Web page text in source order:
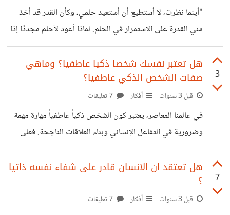
سلسلة من الأحداث العشوائية. بل هي رحلة مليئة بالدروس،
بعضها مؤلم والبعض الآخر مليء بالجمال. نمر بمراحل من
"أينما نظرت، لا أستطيع أن أستعيد حلمي، وكأن القدر قد أخذ
مني القدرة على الاستمرار في الحلم. لماذا أعود لأحلم مجددًا إذا
كنت سأخسره مرة أخرى؟ الغريب أنني أصبحت أعتاد الرحيل عن
أحلامي، لكن جسدي لم يعد كما كان، فقد أصبح هزيلاً. عيناي
متورمتان، وقلبي يعاني من القلق والخوف، أما قدماي فمليئتان
بالتعب والجروح من كثرة الركض دون أن أصل. وأصبح كل جزء
فيّ يسأل: متى ستنتهي هذه الرحلة؟ هل يمكننا أخيرًا أن نرتاح؟"
3
هل تعتبر نفسك شخصا ذكيا عاطفيا؟ وماهي
صفات الشخص الذكي عاطفيا؟
قبل 3 سنوات أفكار
في عالمنا المعاصر، يعتبر كون الشخص ذكياً عاطفياً مهارة مهمة
وضرورية في التفاعل الإنساني وبناء العلاقات الناجحة. فعلى
الرغم من أهمية الذكاء العاطفي، إلا أن الكثيرين يميلون إلى
تجاهل هذا النوع من الذكاء والتركيز فقط على الذكاء العقلي
والحصول على الدرجات العالية. أولاً وقبل كل شيء، يجب
توضيح ما يعنيه أن يكون الشخص ذكياً عاطفياً. الذكاء العاطفي
7
هل تعتقد ان الانسان قادر على شفاء نفسه ذاتيا
؟
قبل 3 سنوات أفكار